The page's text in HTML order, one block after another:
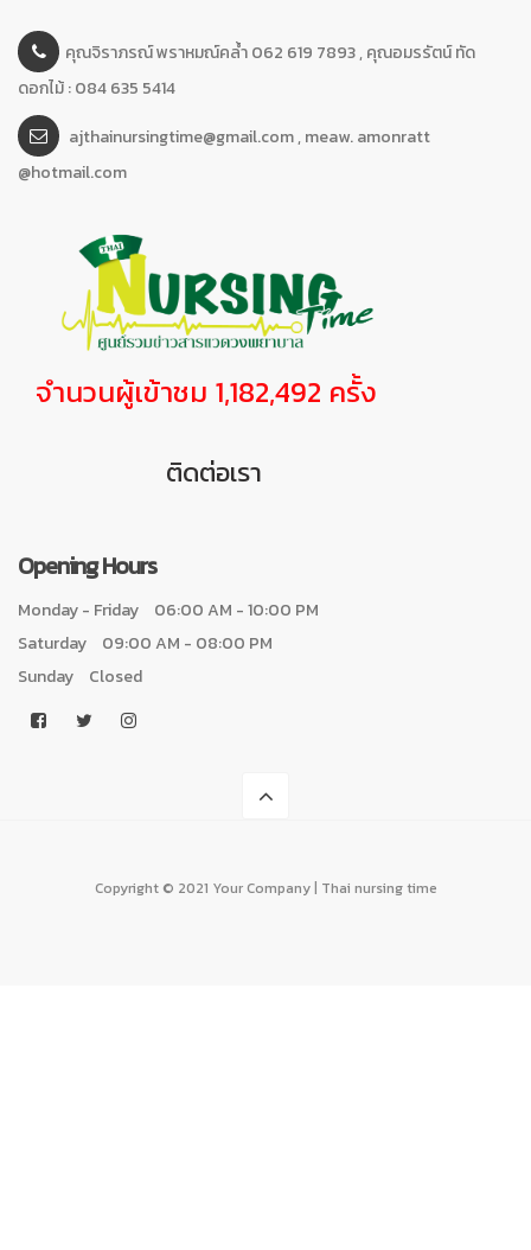
คุณจิราภรณ์ พราหมณ์คล้ำ 062 619 7893 , คุณอมรรัตน์ ทัด
ดอกไม้ : 084 635 5414
ajthainursingtime@gmail.com , meaw. amonratt
@hotmail.com
จำนวนผู้เข้าชม 1,182,492 ครั้ง
ติดต่อเรา
Opening Hours
Monday - Friday
06:00 AM - 10:00 PM
Saturday
09:00 AM - 08:00 PM
Sunday
Closed
Copyright © 2021 Your Company | Thai nursing time